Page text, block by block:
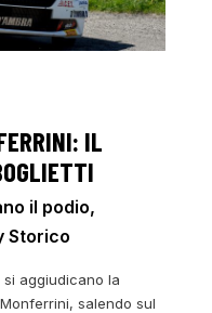
IL
il podio,
Storico
si aggiudicano la
salendo sul